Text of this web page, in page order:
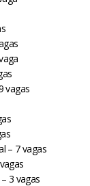
vagas
– 7 vagas
3 vagas